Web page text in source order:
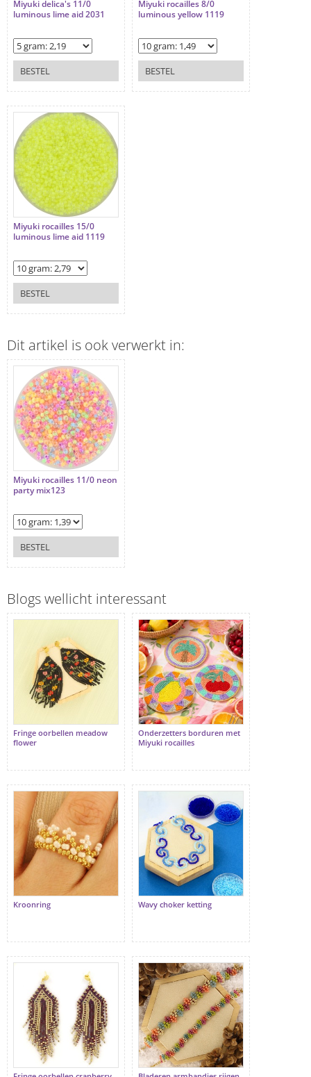
Miyuki delica's 11/0
luminous lime aid 2031
BESTEL
Miyuki rocailles 8/0
luminous yellow 1119
BESTEL
Miyuki rocailles 15/0
luminous lime aid 1119
BESTEL
Dit artikel is ook verwerkt in:
Miyuki rocailles 11/0 neon
party mix123
BESTEL
Blogs wellicht interessant
Fringe oorbellen meadow
flower
Onderzetters borduren met
Miyuki rocailles
Kroonring Wavy choker ketting